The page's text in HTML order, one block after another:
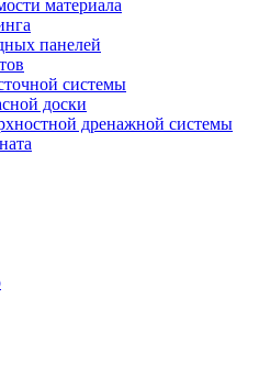
материала
панелей
системы
доски
дренажной системы